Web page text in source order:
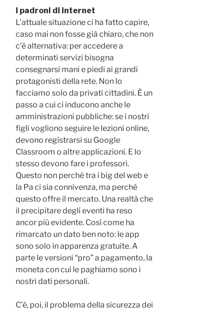
I padroni di internet
L’attuale situazione ci ha fatto capire,
caso mai non fosse già chiaro, che non
c’è alternativa: per accedere a
determinati servizi bisogna
consegnarsi mani e piedi ai grandi
protagonisti della rete. Non lo
facciamo solo da privati cittadini. È un
passo a cui ci inducono anche le
amministrazioni pubbliche: se i nostri
figli vogliono seguire le lezioni online,
devono registrarsi su Google
Classroom o altre applicazioni. E lo
stesso devono fare i professori.
Questo non perché tra i big del web e
la Pa ci sia connivenza, ma perché
questo offre il mercato. Una realtà che
il precipitare degli eventi ha reso
ancor più evidente. Così come ha
rimarcato un dato ben noto: le app
sono solo in apparenza gratuite. A
parte le versioni “pro” a pagamento, la
moneta con cui le paghiamo sono i
nostri dati personali.
C’è, poi, il problema della sicurezza dei